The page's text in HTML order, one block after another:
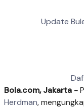
Update
Bola.com, Jakarta -
Herdman,